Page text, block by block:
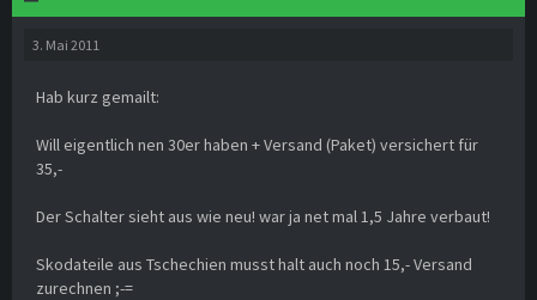
3. Mai 2011
Hab kurz gemailt:
Will eigentlich nen 30er haben + Versand (Paket) versichert für
35,-
Der Schalter sieht aus wie neu! war ja net mal 1,5 Jahre verbaut!
Skodateile aus Tschechien musst halt auch noch 15,- Versand
zurechnen ;-=